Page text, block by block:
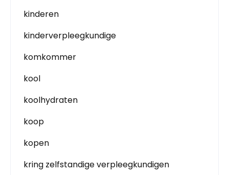
kinderen
kinderverpleegkundige
komkommer
kool
koolhydraten
koop
kopen
kring zelfstandige verpleegkundigen